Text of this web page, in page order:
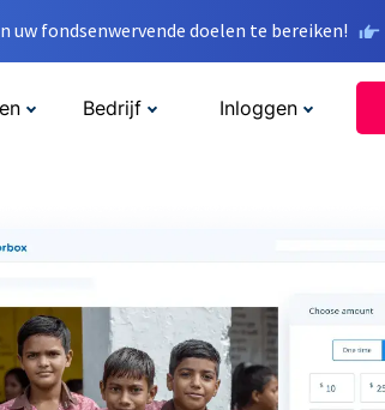
uw fondsenwervende doelen te bereiken!
Bedrijf Inloggen